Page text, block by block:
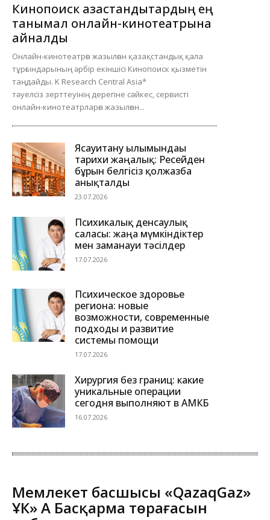
Кинопоиск қазақстандықтардың ең
танымал онлайн-кинотеатрына
айналды
Онлайн-кинотеатрға жазылған қазақстандық қала
тұрғындарының әрбір екіншісі Кинопоиск қызметін
таңдайды. K Research Central Asia*
тәуелсіз зерттеуінің дерегіне сәйкес, сервисті
онлайн-кинотеатрларға жазылған...
Ясауитану ғылымындағы
тарихи жаңалық: Ресейден
бұрын белгісіз қолжазба
анықталды
23.07.2026
Психикалық денсаулық
саласы: жаңа мүмкіндіктер
мен заманауи тәсілдер
17.07.2026
Психическое здоровье
региона: новые
возможности, современные
подходы и развитие
системы помощи
17.07.2026
Хирургия без границ: какие
уникальные операции
сегодня выполняют в АМКБ
16.07.2026